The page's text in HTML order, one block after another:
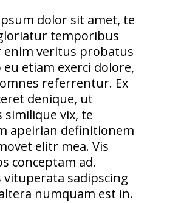
dolor sit amet, te
temporibus
enim veritus probatus
eu etiam exerci dolore,
referrentur. Ex
denique, ut
similique vix, te
apeirian definitionem
elitr mea. Vis
conceptam ad.
vituperata sadipscing
numquam est in.